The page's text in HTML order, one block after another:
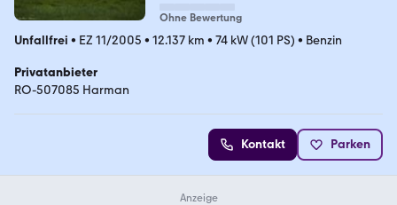
Ohne Bewertung
Unfallfrei • EZ 11/2005 • 12.137 km • 74 kW (101 PS) • Benzin
Privatanbieter
RO-507085 Harman
Kontakt Parken